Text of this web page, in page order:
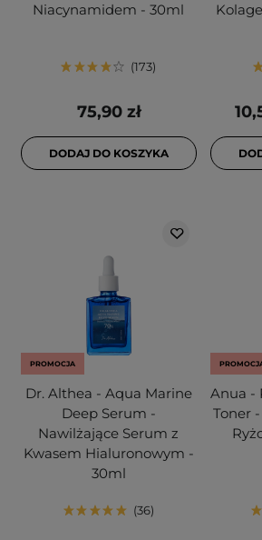
Niacynamidem - 30ml
173
75,90 zł
DODAJ DO KOSZYKA
PROMOCJA
Dr. Althea - Aqua Marine
Deep Serum -
Nawilżające Serum z
Kwasem Hialuronowym -
30ml
36
Anua -
Toner